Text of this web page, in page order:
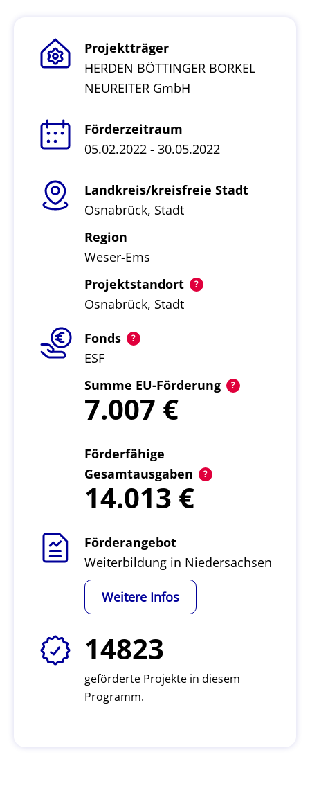
Projektträger
HERDEN BÖTTINGER BORKEL
NEUREITER GmbH
Förderzeitraum
05.02.2022 - 30.05.2022
Landkreis/kreisfreie Stadt
Osnabrück, Stadt
Region
Weser-Ems
Projektstandort
Osnabrück, Stadt
Fonds
ESF
Summe EU-Förderung
7.007
Förderfähige
Gesamtausgaben
14.013
Förderangebot
Weiterbildung in Niedersachsen
Weitere Infos
14823
geförderte Projekte in diesem
Programm.